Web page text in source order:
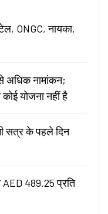
ONGC, नायका,
अधिक नामांकन;
योजना नहीं है
सत्र के पहले दिन
489.25 प्रति